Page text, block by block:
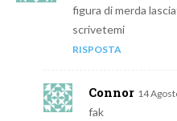
figura di merda
scrivetemi
RISPOSTA
Connor 14
fak